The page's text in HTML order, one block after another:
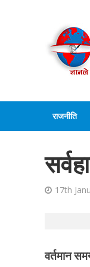
राजनीति
17th
वर्तमान